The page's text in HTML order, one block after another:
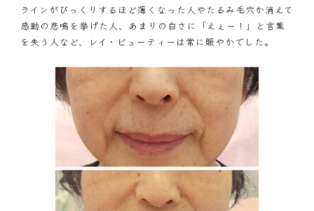
ラインがびっくりするほど薄くなった人やたるみ毛穴か消えて
感動の悲鳴を挙げた人、あまりの白さに「えぇー！」と言葉
を失う人など、レイ・ビューティーは常に賑やかでした。